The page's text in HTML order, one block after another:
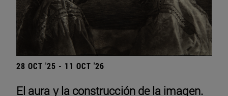
28 OCT '25 - 11 OCT '26
El aura y la construcción de la imagen.